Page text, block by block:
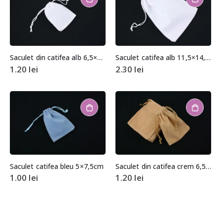
Saculet din catifea alb 6,5×9,5cm
1.20 lei
Saculet catifea alb 11,5×14,5cm
2.30 lei
Saculet catifea bleu 5×7,5cm
1.00 lei
Saculet din catifea crem 6,5×9,5cm
1.20 lei